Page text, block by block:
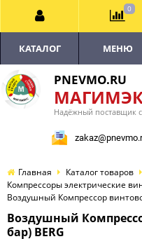
PNEVMO.RU
Надёжный поставщик с
КАТАЛОГ МЕНЮ
Главная Каталог товаров
Компрессоры электрические
Воздушный Компрессор
Воздушный
бар) BERG
0